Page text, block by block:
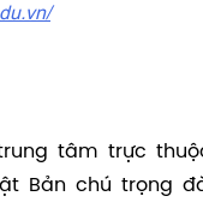
tâm trực
Bản chú trọng